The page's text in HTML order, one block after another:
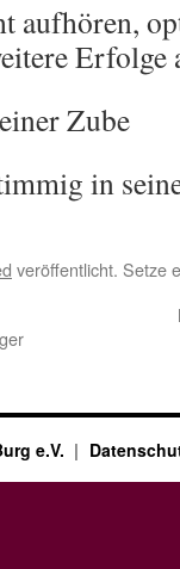
aufhören,
Zube
in
veröffentlicht. Setze
e.V.